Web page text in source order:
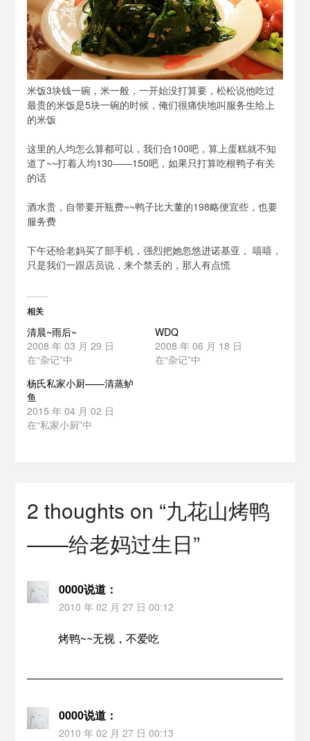
米饭3块钱一碗，米一般，一开始没打算要，松松说他吃过
最贵的米饭是5块一碗的时候，俺们很痛快地叫服务生给上
的米饭
这里的人均怎么算都可以，我们合100吧，算上蛋糕就不知
道了~~打着人均130——150吧，如果只打算吃根鸭子有关
的话
酒水贵，自带要开瓶费~~鸭子比大董的198略便宜些，也要
服务费
下午还给老妈买了部手机，强烈把她忽悠进诺基亚， 嘻嘻，
只是我们一跟店员说，来个禁丢的，那人有点慌
相关
清晨~雨后~
2008 年 03 月 29 日
在“杂记”中
WDQ
2008 年 06 月 18 日
在“杂记”中
杨氏私家小厨——清蒸鲈
鱼
2015 年 04 月 02 日
在“私家小厨”中
2 thoughts on “九花山烤鸭
——给老妈过生日”
0000说道：
2010 年 02 月 27 日 00:12
烤鸭~~无视，不爱吃
0000说道：
2010 年 02 月 27 日 00:13